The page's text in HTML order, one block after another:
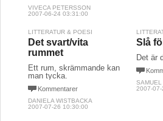
VIVECA PETERSSON
2007-06-24 03:31:00
LITTERATUR & POESI
Det svart/vita
rummet
Ett rum, skrämmande kan
man tycka.
Kommentarer
DANIELA WISTBACKA
2007-07-26 10:30:00
Slå
Det är
SAMUEL
2007-